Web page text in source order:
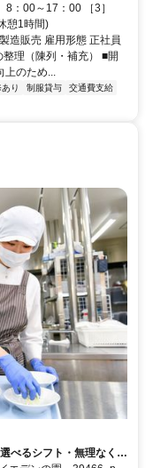
：00～17：00 ［3］
憩1時間)
造販売 雇用形態 正社員
理（陳列・補充） ■開
のため...
り 制服貸与
交通費支給
べるシフト・無理なく安